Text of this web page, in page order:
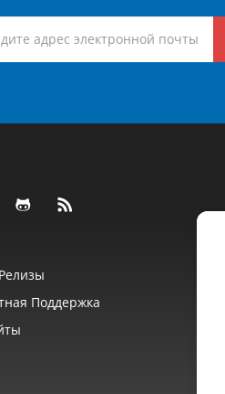
Поддержка